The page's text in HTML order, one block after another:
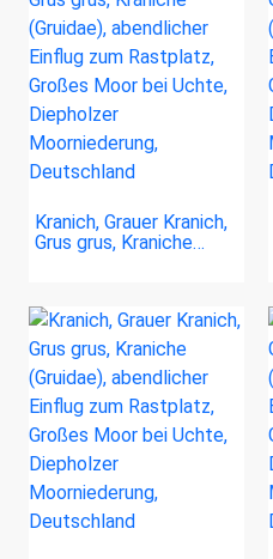
Kranich, Grauer Kranich,
Grus grus, Kraniche…